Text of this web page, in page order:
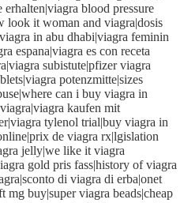
blood pressure
look it woman and viagra|dosis
in abu dhabi|viagra feminin
espana|viagra es con receta
subistute|pfizer viagra
potenzmitte|sizes
can i buy viagra in
kaufen mit
tylenol trial|buy viagra in
de viagra rx|lgislation
jelly|we like it viagra
gold pris fass|history of viagra
di viagra di erba|onet
mg buy|super viagra beads|cheap